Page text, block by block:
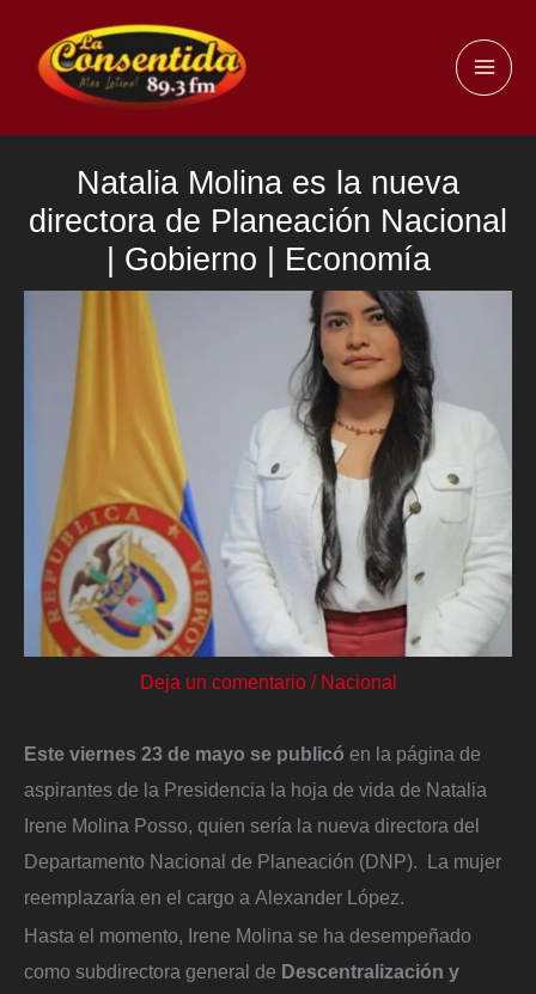
contenido
Natalia Molina es la nueva
directora de Planeación Nacional
| Gobierno | Economía
Deja un comentario / Nacional
Este viernes 23 de mayo se publicó en la página de
aspirantes de la Presidencia la hoja de vida de Natalia
Irene Molina Posso, quien sería la nueva directora del
Departamento Nacional de Planeación (DNP). La mujer
reemplazaría en el cargo a Alexander López.
Hasta el momento, Irene Molina se ha desempeñado
como subdirectora general de Descentralización y